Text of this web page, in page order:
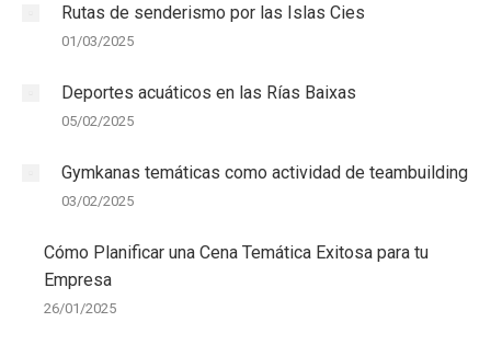
Rutas de senderismo por las Islas Cies
01/03/2025
Deportes acuáticos en las Rías Baixas
05/02/2025
Gymkanas temáticas como actividad de teambuilding
03/02/2025
Cómo Planificar una Cena Temática Exitosa para tu
Empresa
26/01/2025